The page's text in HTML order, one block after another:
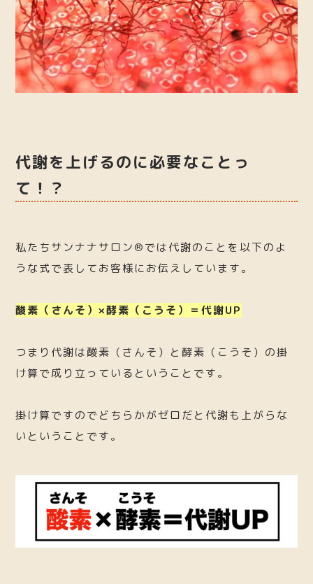
代謝を上げるのに必要なことっ
て！？
私たちサンナナサロン®︎では代謝のことを以下のよ
うな式で表してお客様にお伝えしています。
酸素（さんそ）×酵素（こうそ）＝代謝UP
つまり代謝は酸素（さんそ）と酵素（こうそ）の掛
け算で成り立っているということです。
掛け算ですのでどちらかがゼロだと代謝も上がらな
いということです。